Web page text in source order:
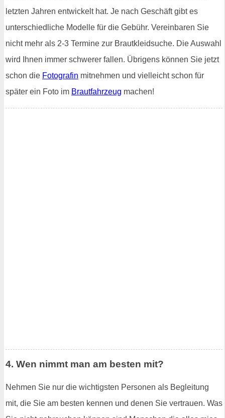
letzten Jahren entwickelt hat. Je nach Geschäft gibt es
unterschiedliche Modelle für die Gebühr. Vereinbaren Sie
nicht mehr als 2-3 Termine zur Brautkleidsuche. Die Auswahl
wird Ihnen immer schwerer fallen. Übrigens können Sie jetzt
schon die Fotografin mitnehmen und vielleicht schon für
später ein Foto im Brautfahrzeug machen!
4. Wen nimmt man am besten mit?
Nehmen Sie nur die wichtigsten Personen als Begleitung
mit, die Sie am besten kennen und denen Sie vertrauen. Was